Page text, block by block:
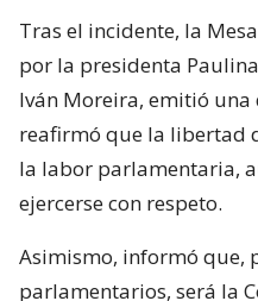
Tras el incidente, la
por la presidenta
Iván Moreira, emitió
reafirmó que la libertad
la labor parlamentaria,
ejercerse con respeto.
Asimismo, informó que,
parlamentarios, será la